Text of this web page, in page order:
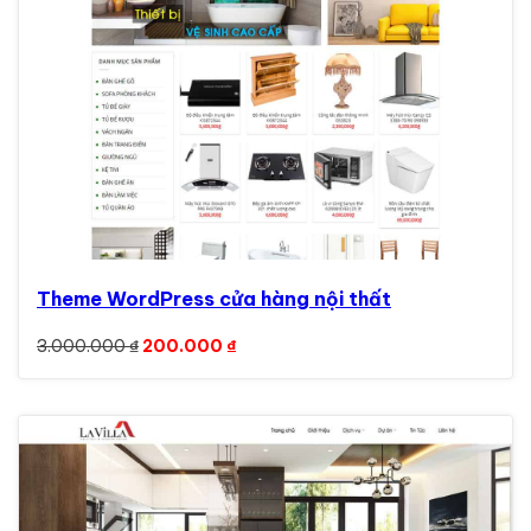
Theme WordPress cửa hàng nội thất
3.000.000₫ Giá gốc là: 3.000.000 ₫.
200.000 ₫Giá hiện tại là: 200.000 ₫.